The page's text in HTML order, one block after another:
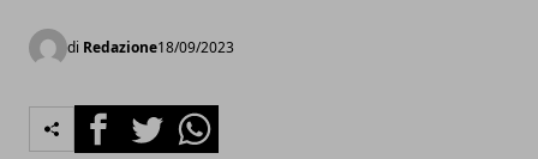
di Redazione18/09/2023
FacebookTwitterWhatsapp